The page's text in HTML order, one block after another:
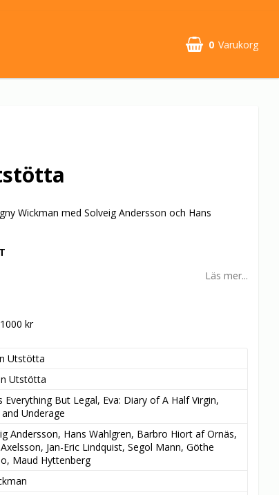
0 Varukorg
Wickman med Solveig Andersson och Hans
Läs mer...
kr
Utstötta
Utstötta
Everything But Legal, Eva: Diary of A Half Virgin,
Underage
Andersson, Hans Wahlgren, Barbro Hiort af Ornäs,
Jan-Eric Lindquist, Segol Mann, Göthe
Maud Hyttenberg